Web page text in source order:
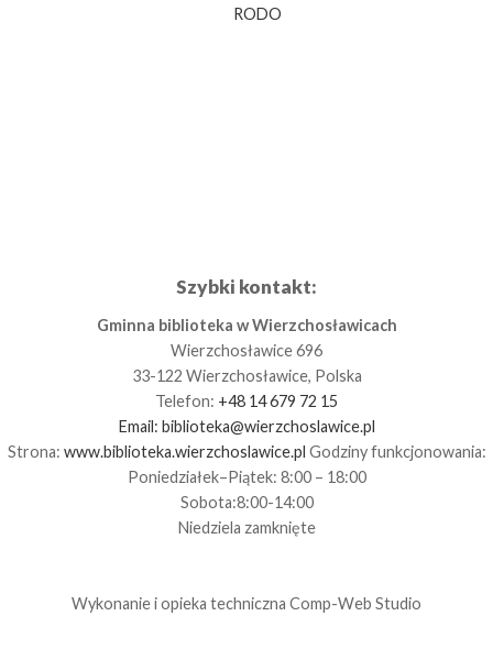
RODO
Szybki kontakt:
Gminna biblioteka w Wierzchosławicach
Wierzchosławice 696
33-122 Wierzchosławice, Polska
Telefon: +48 14 679 72 15
Email: biblioteka@wierzchoslawice.pl
Strona: www.biblioteka.wierzchoslawice.pl Godziny funkcjonowania:
Poniedziałek–Piątek: 8:00 – 18:00
Sobota:8:00-14:00
Niedziela zamknięte
Wykonanie i opieka techniczna Comp-Web Studio